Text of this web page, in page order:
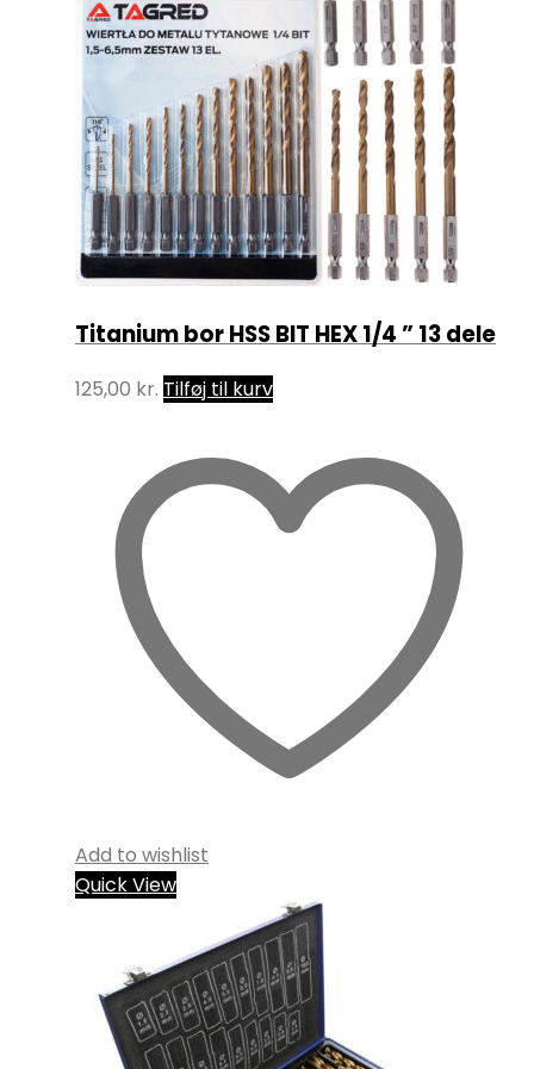
Titanium bor HSS BIT HEX 1/4 ” 13 dele
125,00 kr. Tilføj til kurv
Add to wishlist
Quick View